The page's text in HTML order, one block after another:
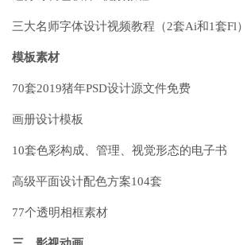
三大名师字体设计视频教程（2套Ai和1套Fl）
模板素材
70套2019猪年PSD设计源文件免费
画册设计模板
10套色彩构成、管理、视觉形态的电子书
高级平面设计配色方案104套
77个透明相框素材